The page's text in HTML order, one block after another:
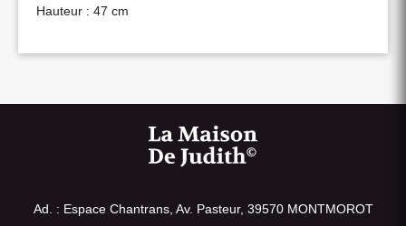
Hauteur : 47 cm
Ad. : Espace Chantrans, Av. Pasteur, 39570 MONTMOROT